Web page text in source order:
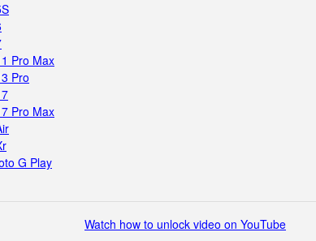
Pro Max
Pro
Pro Max
G Play
Watch how to unlock video on YouTube